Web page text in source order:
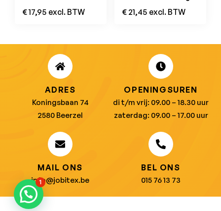
Mouwen Purple
€17,95 excl. BTW
Mouwen Burnt Lime
€ 21,45 excl. BTW
ADRES
Koningsbaan 74
2580 Beerzel
OPENINGSUREN
di t/m vrij: 09.00 – 18.30 uur
zaterdag: 09.00 – 17.00 uur
MAIL ONS
info@jobitex.be
BEL ONS
015 76 13 73
1